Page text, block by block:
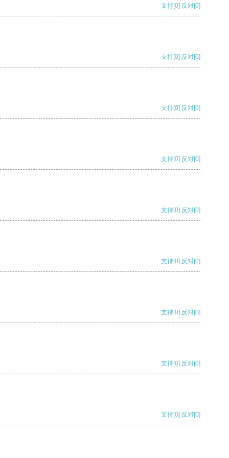
支持[0] 反对[0]
支持[0] 反对[0]
支持[0] 反对[0]
支持[0] 反对[0]
支持[0] 反对[0]
支持[0] 反对[0]
支持[0] 反对[0]
支持[0] 反对[0]
支持[0] 反对[0]